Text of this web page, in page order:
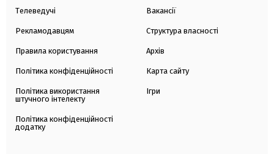
Телеведучі
Рекламодавцям
Правила користування
Політика конфіденційності
Політика використання
штучного інтелекту
Політика конфіденційності
додатку
Вакансії
Структура власності
Архів
Карта сайту
Ігри